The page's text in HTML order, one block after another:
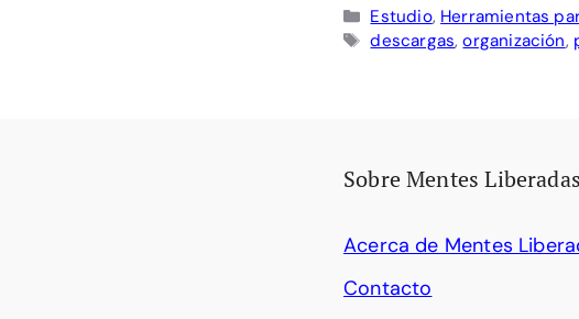
Categorías
Estudio, Herramientas
Etiquetas
descargas,organización,
Sobre Mentes Liberadas
Acerca de Mentes
Contacto